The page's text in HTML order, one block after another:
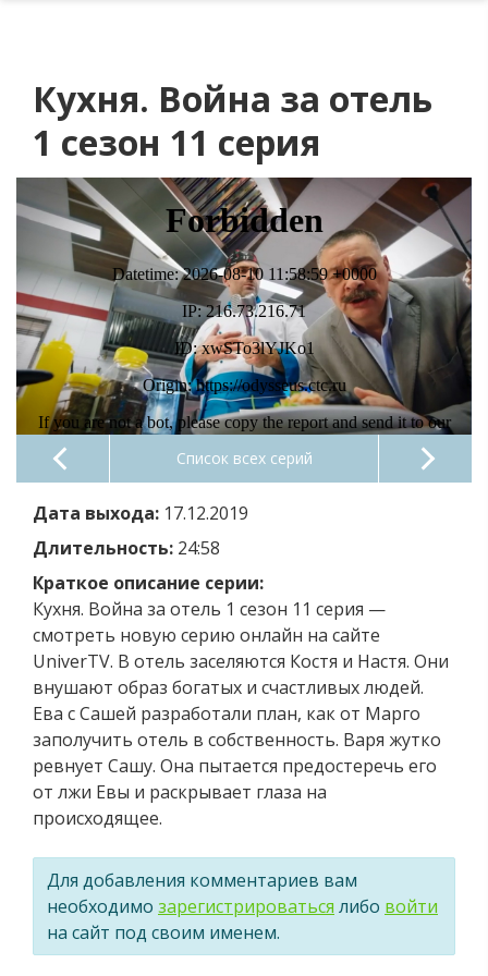
Кухня. Война за отель
1 сезон 11 серия
Список всех серий
Дата выхода: 17.12.2019
Длительность: 24:58
Краткое описание серии:
Кухня. Война за отель 1 сезон 11 серия —
смотреть новую серию онлайн на сайте
UniverTV. В отель заселяются Костя и Настя. Они
внушают образ богатых и счастливых людей.
Ева с Сашей разработали план, как от Марго
заполучить отель в собственность. Варя жутко
ревнует Сашу. Она пытается предостеречь его
от лжи Евы и раскрывает глаза на
происходящее.
Для добавления комментариев вам
необходимо зарегистрироваться либо войти
на сайт под своим именем.